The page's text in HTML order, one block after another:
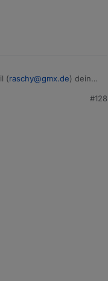
(raschy@gmx.de) deine
#128